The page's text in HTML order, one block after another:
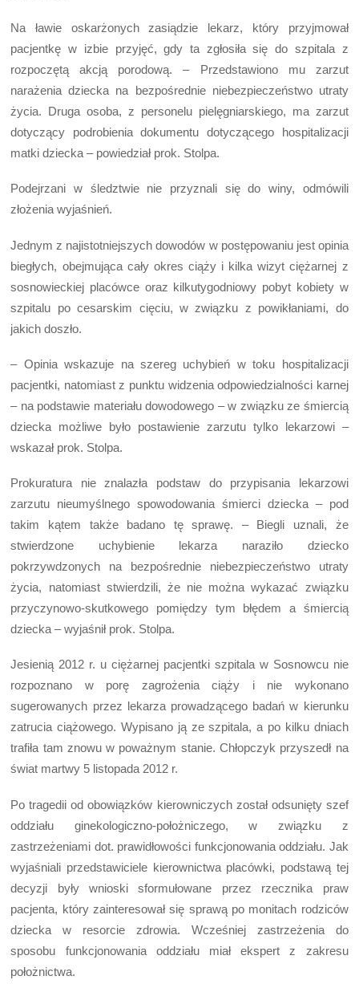
Na ławie oskarżonych zasiądzie lekarz, który przyjmował
pacjentkę w izbie przyjęć, gdy ta zgłosiła się do szpitala z
rozpoczętą akcją porodową. – Przedstawiono mu zarzut
narażenia dziecka na bezpośrednie niebezpieczeństwo utraty
życia. Druga osoba, z personelu pielęgniarskiego, ma zarzut
dotyczący podrobienia dokumentu dotyczącego hospitalizacji
matki dziecka – powiedział prok. Stolpa.
Podejrzani w śledztwie nie przyznali się do winy, odmówili
złożenia wyjaśnień.
Jednym z najistotniejszych dowodów w postępowaniu jest opinia
biegłych, obejmująca cały okres ciąży i kilka wizyt ciężarnej z
sosnowieckiej placówce oraz kilkutygodniowy pobyt kobiety w
szpitalu po cesarskim cięciu, w związku z powikłaniami, do
jakich doszło.
– Opinia wskazuje na szereg uchybień w toku hospitalizacji
pacjentki, natomiast z punktu widzenia odpowiedzialności karnej
– na podstawie materiału dowodowego – w związku ze śmiercią
dziecka możliwe było postawienie zarzutu tylko lekarzowi –
wskazał prok. Stolpa.
Prokuratura nie znalazła podstaw do przypisania lekarzowi
zarzutu nieumyślnego spowodowania śmierci dziecka – pod
takim kątem także badano tę sprawę. – Biegli uznali, że
stwierdzone uchybienie lekarza naraziło dziecko
pokrzywdzonych na bezpośrednie niebezpieczeństwo utraty
życia, natomiast stwierdzili, że nie można wykazać związku
przyczynowo-skutkowego pomiędzy tym błędem a śmiercią
dziecka – wyjaśnił prok. Stolpa.
Jesienią 2012 r. u ciężarnej pacjentki szpitala w Sosnowcu nie
rozpoznano w porę zagrożenia ciąży i nie wykonano
sugerowanych przez lekarza prowadzącego badań w kierunku
zatrucia ciążowego. Wypisano ją ze szpitala, a po kilku dniach
trafiła tam znowu w poważnym stanie. Chłopczyk przyszedł na
świat martwy 5 listopada 2012 r.
Po tragedii od obowiązków kierowniczych został odsunięty szef
oddziału ginekologiczno-położniczego, w związku z
zastrzeżeniami dot. prawidłowości funkcjonowania oddziału. Jak
wyjaśniali przedstawiciele kierownictwa placówki, podstawą tej
decyzji były wnioski sformułowane przez rzecznika praw
pacjenta, który zainteresował się sprawą po monitach rodziców
dziecka w resorcie zdrowia. Wcześniej zastrzeżenia do
sposobu funkcjonowania oddziału miał ekspert z zakresu
położnictwa.